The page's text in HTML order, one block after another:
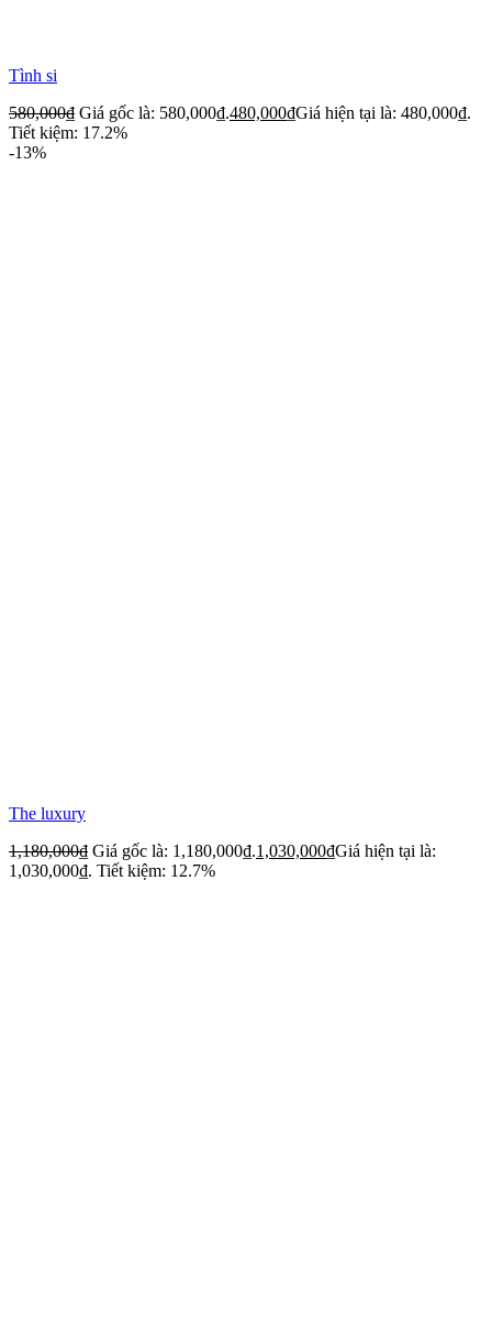
Tình si
580,000₫ Giá gốc là: 580,000₫.480,000₫Giá hiện tại là: 480,000₫.
Tiết kiệm: 17.2%
-13%
The luxury
1,180,000₫ Giá gốc là: 1,180,000₫.1,030,000₫Giá hiện tại là:
1,030,000₫. Tiết kiệm: 12.7%